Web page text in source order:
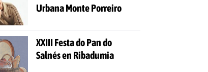
Urbana Monte Porreiro
XXIII Festa do Pan do
Salnés en Ribadumia